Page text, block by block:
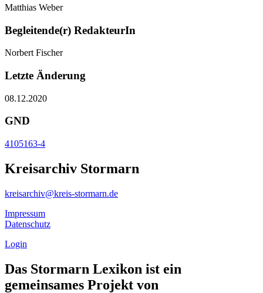
Matthias Weber
Begleitende(r) RedakteurIn
Norbert Fischer
Letzte Änderung
08.12.2020
GND
4105163-4
Kreisarchiv Stormarn
kreisarchiv@kreis-stormarn.de
Impressum
Datenschutz
Login
Das Stormarn Lexikon ist ein
gemeinsames Projekt von